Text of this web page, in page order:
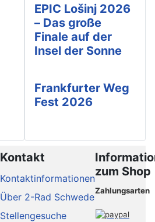
EPIC Lošinj 2026
– Das große
Finale auf der
Insel der Sonne
Frankfurter Weg
Fest 2026
Kontakt
Kontaktinformationen
Über 2-Rad Schwede
Stellengesuche
zum Shop
Zahlungsarten